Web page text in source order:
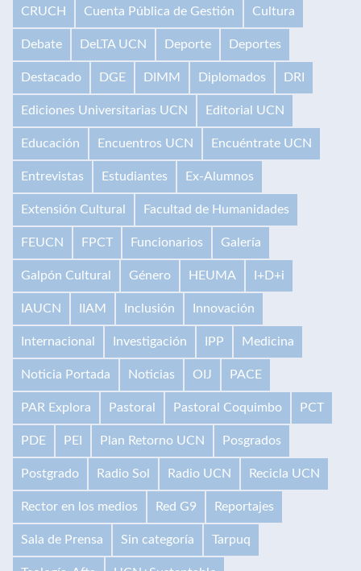
CRUCH Cuenta Pública de Gestión Cultura
Debate DeLTA UCN Deporte Deportes
Destacado DGE DIMM Diplomados DRI
Ediciones Universitarias UCN Editorial UCN
Educación Encuentros UCN Encuéntrate UCN
Entrevistas Estudiantes Ex-Alumnos
Extensión Cultural Facultad de Humanidades
FEUCN FPCT Funcionarios Galería
Galpón Cultural Género HEUMA I+D+i
IAUCN IIAM Inclusión Innovación
Internacional Investigación IPP Medicina
Noticia Portada Noticias OIJ PACE
PAR Explora Pastoral Pastoral Coquimbo PCT
PDE PEI Plan Retorno UCN Posgrados
Postgrado Radio Sol Radio UCN Recicla UCN
Rector en los medios Red G9 Reportajes
Sala de Prensa Sin categoría Tarpuq